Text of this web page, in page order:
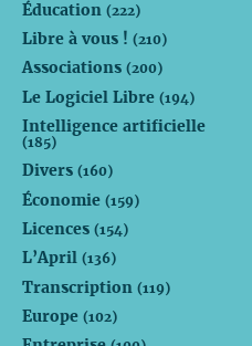
Éducation (222)
Libre à vous ! (210)
Associations (200)
Le Logiciel Libre (194)
Intelligence artificielle
(185)
Divers (160)
Économie (159)
Licences (154)
L’April (136)
Transcription (119)
Europe (102)